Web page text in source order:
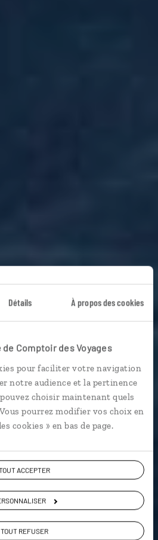
Détails À propos des cookies
Comptoir des Voyages
pour faciliter votre navigation
notre audience et la pertinence
choisir maintenant quels
pourrez modifier vos choix en
cookies » en bas de page.
ACCEPTER
TOUT REFUSER
mongoles
Tsetserleg, Ikh Tamir…
du monde